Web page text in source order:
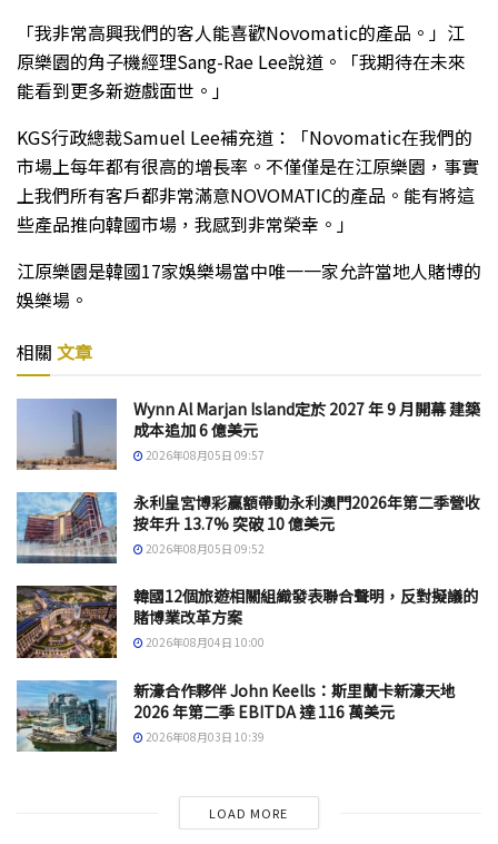
「我非常高興我們的客人能喜歡Novomatic的產品。」江
原樂園的角子機經理Sang-Rae Lee說道。「我期待在未來
能看到更多新遊戲面世。」
KGS行政總裁Samuel Lee補充道：「Novomatic在我們的
市場上每年都有很高的增長率。不僅僅是在江原樂園，事實
上我們所有客戶都非常滿意NOVOMATIC的產品。能有將這
些產品推向韓國市場，我感到非常榮幸。」
江原樂園是韓國17家娛樂場當中唯一一家允許當地人賭博的
娛樂場。
相關 文章
Wynn Al Marjan Island定於 2027 年 9 月開幕 建築
成本追加 6 億美元
2026年08月05日 09:57
永利皇宮博彩贏額帶動永利澳門2026年第二季營收
按年升 13.7% 突破 10 億美元
2026年08月05日 09:52
韓國12個旅遊相關組織發表聯合聲明，反對擬議的
賭博業改革方案
2026年08月04日 10:00
新濠合作夥伴 John Keells：斯里蘭卡新濠天地
2026 年第二季 EBITDA 達 116 萬美元
2026年08月03日 10:39
LOAD MORE